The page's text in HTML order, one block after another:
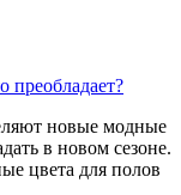
преобладает?
новые модные
в новом сезоне.
цвета для полов